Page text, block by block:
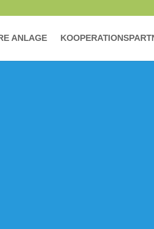
ANLAGE